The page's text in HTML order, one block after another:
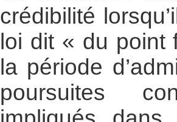
crédibilité
loi dit « du point
la période
poursuites